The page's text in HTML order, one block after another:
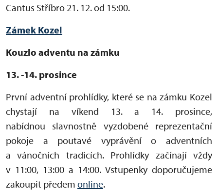
Cantus Stříbro 21. 12. od 15:00.
Zámek Kozel
Kouzlo adventu na zámku
13. -14. prosince
První adventní prohlídky, které se na zámku Kozel
chystají na víkend 13. a 14. prosince,
nabídnou slavnostně vyzdobené reprezentační
pokoje a poutavé vyprávění o adventních
a vánočních tradicích. Prohlídky začínají vždy
v 11:00, 13:00 a 14:00. Vstupenky doporučujeme
zakoupit předem online.